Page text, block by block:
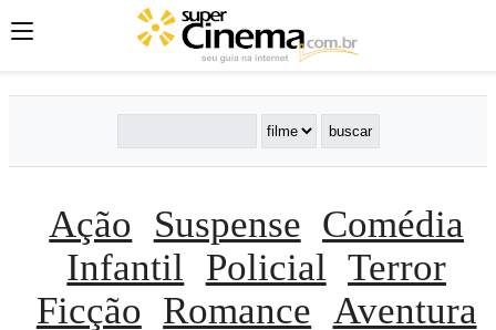
Ação Suspense Comédia
Infantil
Policial Terror
Ficção Romance Aventura